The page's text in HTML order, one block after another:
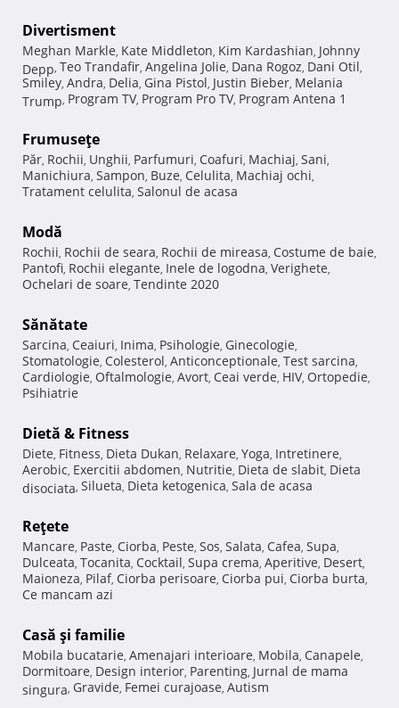
Divertisment
Meghan Markle, Kate Middleton, Kim Kardashian, Johnny
Depp, Teo Trandafir, Angelina Jolie, Dana Rogoz, Dani Otil,
Smiley, Andra, Delia, Gina Pistol, Justin Bieber, Melania
Trump, Program TV, Program Pro TV, Program Antena 1
Frumuseţe
Păr, Rochii, Unghii, Parfumuri, Coafuri, Machiaj, Sani,
Manichiura, Sampon, Buze, Celulita, Machiaj ochi,
Tratament celulita, Salonul de acasa
Modă
Rochii, Rochii de seara, Rochii de mireasa, Costume de baie,
Pantofi, Rochii elegante, Inele de logodna, Verighete,
Ochelari de soare, Tendinte 2020
Sănătate
Sarcina, Ceaiuri, Inima, Psihologie, Ginecologie,
Stomatologie, Colesterol, Anticonceptionale, Test sarcina,
Cardiologie, Oftalmologie, Avort, Ceai verde, HIV, Ortopedie,
Psihiatrie
Dietă & Fitness
Diete, Fitness, Dieta Dukan, Relaxare, Yoga, Intretinere,
Aerobic, Exercitii abdomen, Nutritie, Dieta de slabit, Dieta
disociata, Silueta, Dieta ketogenica, Sala de acasa
Reţete
Mancare, Paste, Ciorba, Peste, Sos, Salata, Cafea, Supa,
Dulceata, Tocanita, Cocktail, Supa crema, Aperitive, Desert,
Maioneza, Pilaf, Ciorba perisoare, Ciorba pui, Ciorba burta,
Ce mancam azi
Casă şi familie
Mobila bucatarie, Amenajari interioare, Mobila, Canapele,
Dormitoare, Design interior, Parenting, Jurnal de mama
singura, Gravide, Femei curajoase, Autism